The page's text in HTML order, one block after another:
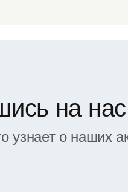
на
узнает о наших